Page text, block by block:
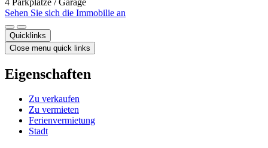
Sehen Sie sich die Immobilie an
Quicklinks
Close menu quick links
Eigenschaften
Zu verkaufen
Zu vermieten
Ferienvermietung
Stadt